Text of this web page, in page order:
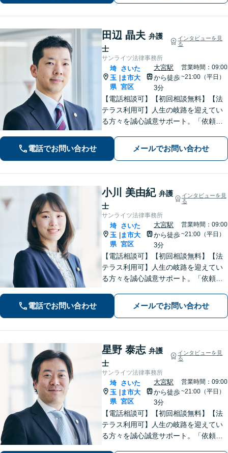
田辺 晶夫 弁護
士
インタビューを見
る
サンライツ法律事務所
埼
玉
県
さいた
ま市大
宮区
大宮駅
から徒歩
3分
営業時間：09:00
~21:00（平日）
【電話相談可】【初回相談無料】【法
テラス利用可】人生の岐路を迎えてい
る方々を誠心誠意サポート。「依頼者
女問題／借金問題／相続／企業法務／
刑事事件／交通事故／労働問題など、
電話でお問い合わせ メールでお問い合わせ
小川 美由紀 弁護
士
インタビューを見
る
サンライツ法律事務所
埼
玉
県
さいた
ま市大
宮区
大宮駅
から徒歩
3分
営業時間：09:00
~21:00（平日）
【電話相談可】【初回相談無料】【法
テラス利用可】人生の岐路を迎えてい
る方々を誠心誠意サポート。「依頼者
女問題／借金問題／相続／企業法務／
刑事事件／交通事故／労働問題など、
電話でお問い合わせ メールでお問い合わせ
星野 泰志 弁護
士
インタビューを見
る
サンライツ法律事務所
埼
玉
県
さいた
ま市大
宮区
大宮駅
から徒歩
3分
営業時間：09:00
~21:00（平日）
【電話相談可】【初回相談無料】【法
テラス利用可】人生の岐路を迎えてい
る方々を誠心誠意サポート。「依頼者